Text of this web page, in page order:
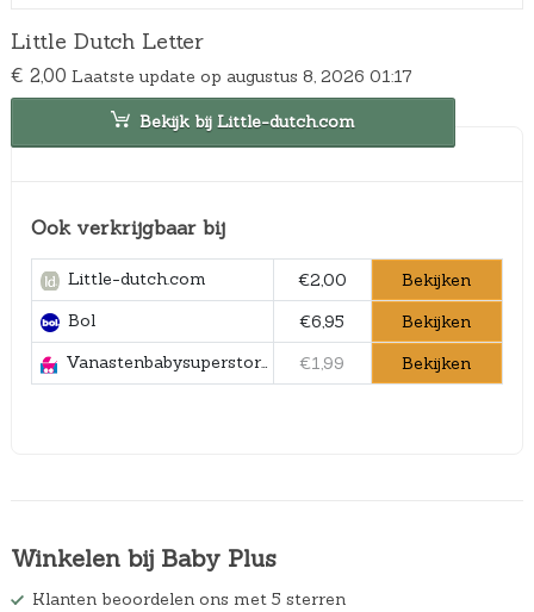
Little Dutch Letter
€ 2,00 Laatste update op augustus 8, 2026 01:17
Bekijk bij Little-dutch.com
Ook verkrijgbaar bij
Little-dutch.com €2,00
Bekijken
Bol
€6,95
Bekijken
Vanastenbabysuperstore.nl
€1,99 Bekijken
Winkelen bij Baby Plus
Klanten beoordelen ons met 5 sterren